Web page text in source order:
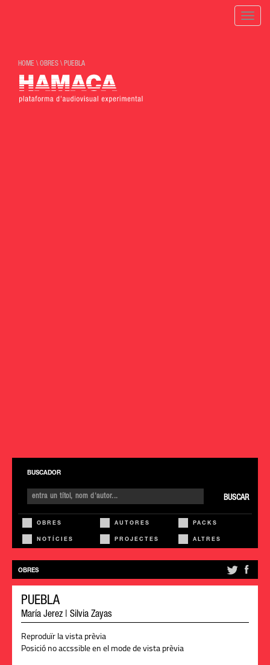
Toggle
HOME \OBRES \ PUEBLA
BUSCADOR
BUSCAR
OBRES AUTORES PACKS
NOTÍCIES PROJECTES ALTRES
OBRES
PUEBLA
María Jerez | Silvia Zayas
Reproduïr la vista prèvia
Posició no accssible en el mode de vista prèvia